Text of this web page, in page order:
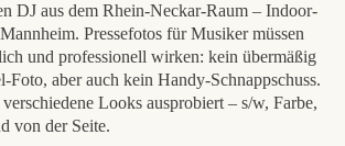
DJ aus dem Rhein-Neckar-Raum – Indoor-
Pressefotos für Musiker müssen
und professionell wirken: kein übermäßig
Foto, aber auch kein Handy-Schnappschuss.
Looks ausprobiert – s/w, Farbe,
von der Seite.